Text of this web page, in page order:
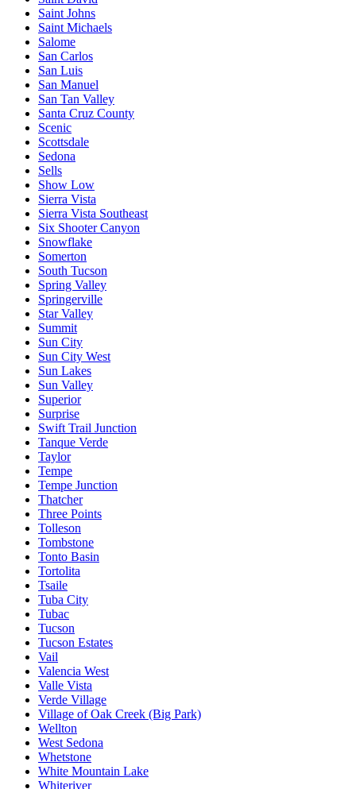
Saint Johns
Saint Michaels
Salome
San Carlos
San Luis
San Manuel
San Tan Valley
Santa Cruz County
Scenic
Scottsdale
Sedona
Sells
Show Low
Sierra Vista
Sierra Vista Southeast
Six Shooter Canyon
Snowflake
Somerton
South Tucson
Spring Valley
Springerville
Star Valley
Summit
Sun City
Sun City West
Sun Lakes
Sun Valley
Superior
Surprise
Swift Trail Junction
Tanque Verde
Taylor
Tempe
Tempe Junction
Thatcher
Three Points
Tolleson
Tombstone
Tonto Basin
Tortolita
Tsaile
Tuba City
Tubac
Tucson
Tucson Estates
Vail
Valencia West
Valle Vista
Verde Village
Village of Oak Creek (Big Park)
Wellton
West Sedona
Whetstone
White Mountain Lake
Whiteriver